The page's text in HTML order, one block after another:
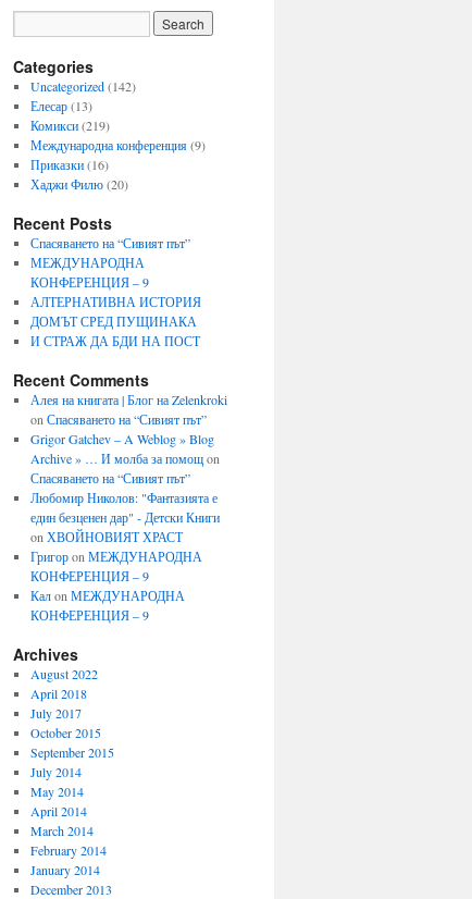
Categories
Uncategorized(142)
Елесар(13)
Комикси(219)
Международна конференция(9)
Приказки(16)
Хаджи Филю(20)
Recent Posts
Спасяването на “Сивият път”
МЕЖДУНАРОДНА
КОНФЕРЕНЦИЯ – 9
АЛТЕРНАТИВНА ИСТОРИЯ
ДОМЪТ СРЕД ПУЩИНАКА
И СТРАЖ ДА БДИ НА ПОСТ
Recent Comments
Алея на книгата | Блог на Zelenkroki
on Спасяването на “Сивият път”
Grigor Gatchev – A Weblog » Blog
Archive » … И молба за помощon
Спасяването на “Сивият път”
Любомир Николов: "Фантазията е
един безценен дар" - Детски Книги
on ХВОЙНОВИЯТ ХРАСТ
Григорon МЕЖДУНАРОДНА
КОНФЕРЕНЦИЯ – 9
Калon МЕЖДУНАРОДНА
КОНФЕРЕНЦИЯ – 9
Archives
August 2022
April 2018
July 2017
October 2015
September 2015
July 2014
May 2014
April 2014
March 2014
February 2014
January 2014
December 2013